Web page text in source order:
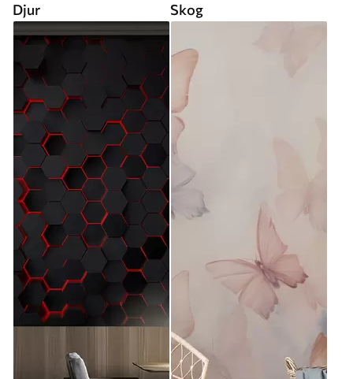
Djur Skog